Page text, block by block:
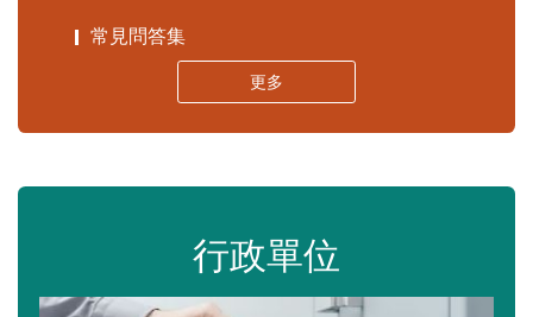
常見問答集
更多
行政單位